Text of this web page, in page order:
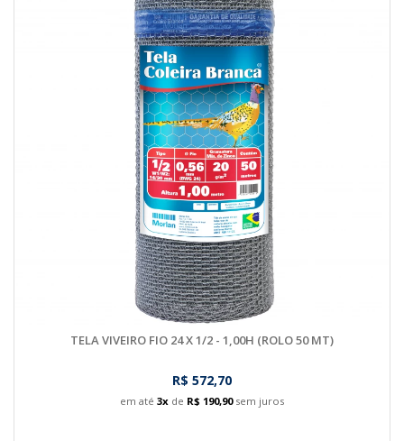
TELA VIVEIRO FIO 24 X 1/2 - 1,00H (ROLO 50 MT)
R$ 572,70
em até 3x de R$ 190,90sem juros